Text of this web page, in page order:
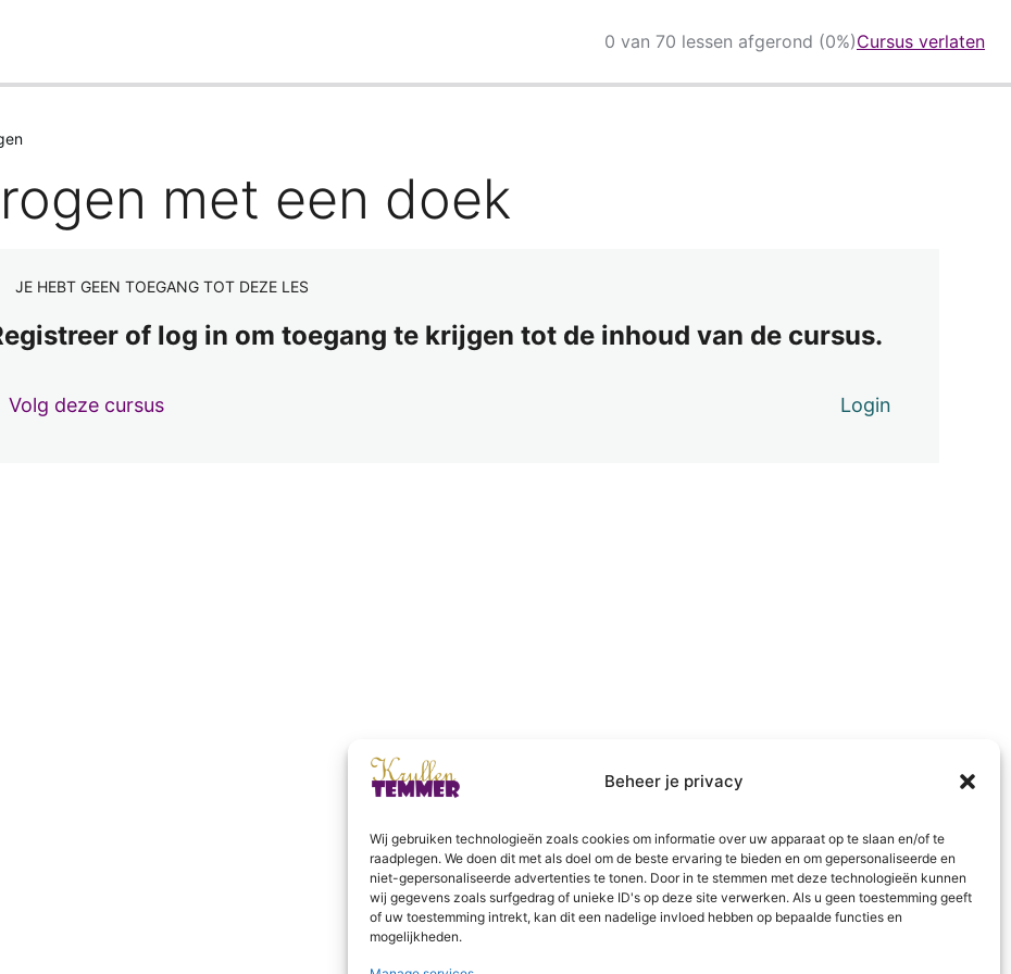
Beheer je privacy
Wij gebruiken technologieën zoals cookies om informatie over uw apparaat op te slaan en/of te
raadplegen. We doen dit met als doel om de beste ervaring te bieden en om gepersonaliseerde en
niet-gepersonaliseerde advertenties te tonen. Door in te stemmen met deze technologieën kunnen
wij gegevens zoals surfgedrag of unieke ID's op deze site verwerken. Als u geen toestemming geeft
of uw toestemming intrekt, kan dit een nadelige invloed hebben op bepaalde functies en
mogelijkheden.
0 van 70 lessen afgerond (0%)Cursus verlaten
met een doek
JE HEBT GEEN TOEGANG TOT DEZE LES
of log in om toegang te krijgen tot de inhoud van de cursus.
Volg deze cursus Login